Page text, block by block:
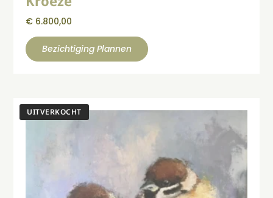
€ 6.800,00
Bezichtiging Plannen